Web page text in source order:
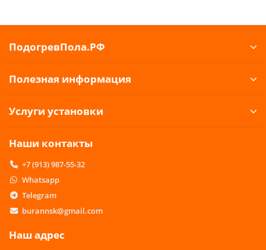
ПодогревПола.РФ
Полезная информация
Услуги установки
Наши контакты
+7 (913) 987-55-32
Whatsapp
Telegram
burannsk@gmail.com
Наш адрес